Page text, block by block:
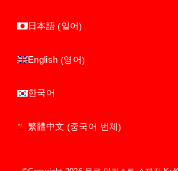
日本語 (일어)
English (영어)
한국어
繁體中文 (중국어 번체)